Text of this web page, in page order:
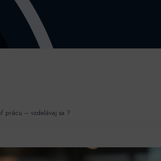
prácu – vzdelávaj sa ?